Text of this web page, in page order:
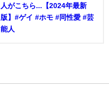
人がこちら...【2024年最新
版】#ゲイ #ホモ #同性愛 #芸
能人